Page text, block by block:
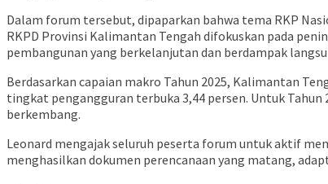
Dalam forum tersebut, dipaparkan bahwa tema RKP
RKPD Provinsi Kalimantan Tengah difokuskan pada
pembangunan yang berkelanjutan dan berdampak
Berdasarkan capaian makro Tahun 2025, Kalimantan
tingkat pengangguran terbuka 3,44 persen. Untuk
berkembang.
Leonard mengajak seluruh peserta forum untuk aktif
menghasilkan dokumen perencanaan yang matang,